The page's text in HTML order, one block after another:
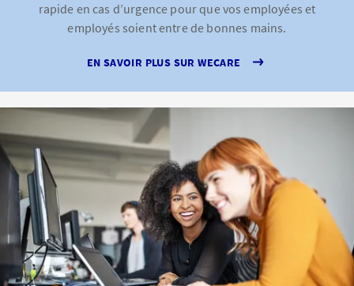
rapide en cas d’urgence pour que vos employées et
employés soient entre de bonnes mains.
EN SAVOIR PLUS SUR WECARE